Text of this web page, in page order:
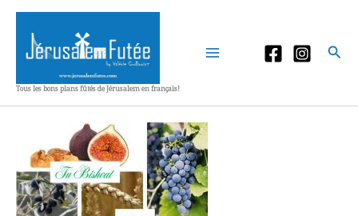
Aller
contenu
Tous les bons plans fûtés de Jérusalem en français!